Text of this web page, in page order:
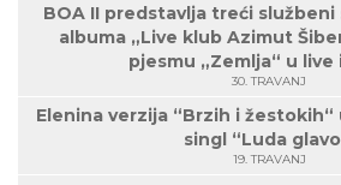
BOA II predstavlja treći
albuma „Live klub Azimut
pjesmu „Zemlja“ u live
30. TRAVANJ
Elenina verzija “Brzih i
singl “Luda
19. TRAVANJ